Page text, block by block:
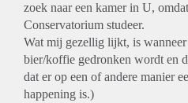
zoek naar een kamer in U,
Conservatorium studeer.
Wat mij gezellig lijkt, is
bier/koffie gedronken wordt en
dat er op een of andere manier
happening is.)